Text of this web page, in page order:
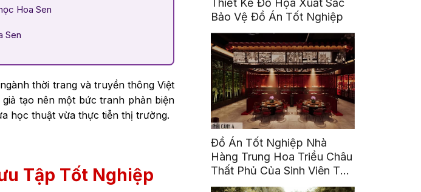
Hoa Sen
Sen
thời trang và truyền thông Việt
tạo nên một bức tranh phản biện
học thuật vừa thực tiễn thị trường.
Tập Tốt Nghiệp
Thiết Kế Đồ Họa Xuất Sắc
Bảo Vệ Đồ Án Tốt Nghiệp
Đồ Án Tốt Nghiệp Nhà
Hàng Trung Hoa Triều Châu
Thất Phủ Của Sinh Viên Tô
Ái Tinh